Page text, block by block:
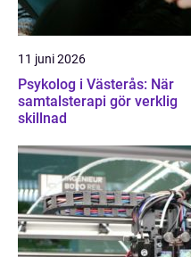
11 juni 2026
Psykolog i Västerås: När
samtalsterapi gör verklig
skillnad